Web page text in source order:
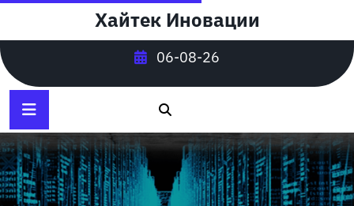
содержимому
Хайтек Иновации
06-08-26